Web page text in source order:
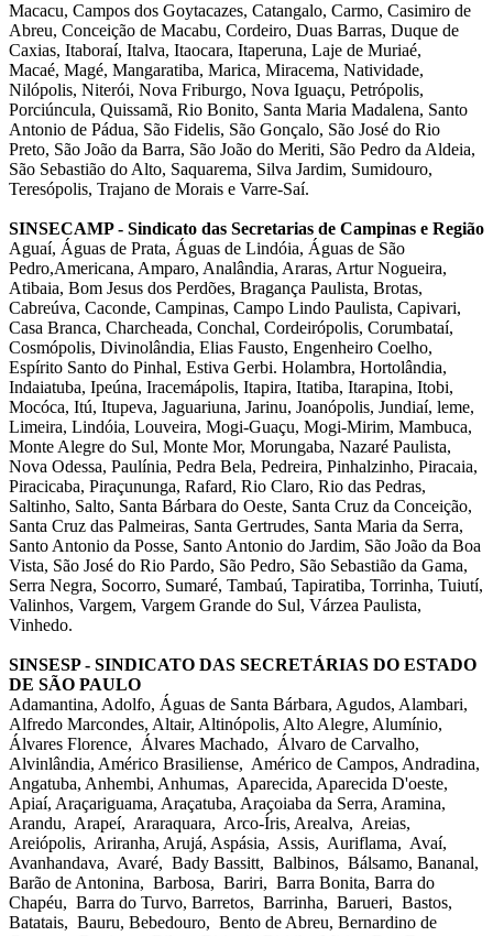
Macacu, Campos dos Goytacazes, Catangalo, Carmo, Casimiro de
Abreu, Conceição de Macabu, Cordeiro, Duas Barras, Duque de
Caxias, Itaboraí, Italva, Itaocara, Itaperuna, Laje de Muriaé,
Macaé, Magé, Mangaratiba, Marica, Miracema, Natividade,
Nilópolis, Niterói, Nova Friburgo, Nova Iguaçu, Petrópolis,
Porciúncula, Quissamã, Rio Bonito, Santa Maria Madalena, Santo
Antonio de Pádua, São Fidelis, São Gonçalo, São José do Rio
Preto, São João da Barra, São João do Meriti, São Pedro da Aldeia,
São Sebastião do Alto, Saquarema, Silva Jardim, Sumidouro,
Teresópolis, Trajano de Morais e Varre-Saí.
SINSECAMP - Sindicato das Secretarias de Campinas e Região
Aguaí, Águas de Prata, Águas de Lindóia, Águas de São
Pedro,Americana, Amparo, Analândia, Araras, Artur Nogueira,
Atibaia, Bom Jesus dos Perdões, Bragança Paulista, Brotas,
Cabreúva, Caconde, Campinas, Campo Lindo Paulista, Capivari,
Casa Branca, Charcheada, Conchal, Cordeirópolis, Corumbataí,
Cosmópolis, Divinolândia, Elias Fausto, Engenheiro Coelho,
Espírito Santo do Pinhal, Estiva Gerbi. Holambra, Hortolândia,
Indaiatuba, Ipeúna, Iracemápolis, Itapira, Itatiba, Itarapina, Itobi,
Mocóca, Itú, Itupeva, Jaguariuna, Jarinu, Joanópolis, Jundiaí, leme,
Limeira, Lindóia, Louveira, Mogi-Guaçu, Mogi-Mirim, Mambuca,
Monte Alegre do Sul, Monte Mor, Morungaba, Nazaré Paulista,
Nova Odessa, Paulínia, Pedra Bela, Pedreira, Pinhalzinho, Piracaia,
Piracicaba, Piraçununga, Rafard, Rio Claro, Rio das Pedras,
Saltinho, Salto, Santa Bárbara do Oeste, Santa Cruz da Conceição,
Santa Cruz das Palmeiras, Santa Gertrudes, Santa Maria da Serra,
Santo Antonio da Posse, Santo Antonio do Jardim, São João da Boa
Vista, São José do Rio Pardo, São Pedro, São Sebastião da Gama,
Serra Negra, Socorro, Sumaré, Tambaú, Tapiratiba, Torrinha, Tuiutí,
Valinhos, Vargem, Vargem Grande do Sul, Várzea Paulista,
Vinhedo.
SINSESP - SINDICATO DAS SECRETÁRIAS DO ESTADO
DE SÃO PAULO
Adamantina, Adolfo, Águas de Santa Bárbara, Agudos, Alambari,
Alfredo Marcondes, Altair, Altinópolis, Alto Alegre, Alumínio,
Álvares Florence, Álvares Machado, Álvaro de Carvalho,
Alvinlândia, Américo Brasiliense, Américo de Campos, Andradina,
Angatuba, Anhembi, Anhumas, Aparecida, Aparecida D'oeste,
Apiaí, Araçariguama, Araçatuba, Araçoiaba da Serra, Aramina,
Arandu, Arapeí, Araraquara, Arco-Íris, Arealva, Areias,
Areiópolis, Ariranha, Arujá, Aspásia, Assis, Auriflama, Avaí,
Avanhandava, Avaré, Bady Bassitt, Balbinos, Bálsamo, Bananal,
Barão de Antonina, Barbosa, Bariri, Barra Bonita, Barra do
Chapéu, Barra do Turvo, Barretos, Barrinha, Barueri, Bastos,
Batatais, Bauru, Bebedouro, Bento de Abreu, Bernardino de